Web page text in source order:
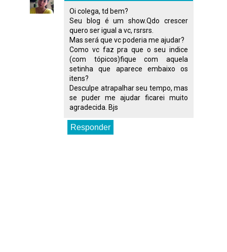
Oi colega, td bem?
Seu blog é um show.Qdo crescer
quero ser igual a vc, rsrsrs.
Mas será que vc poderia me ajudar?
Como vc faz pra que o seu indice
(com tópicos)fique com aquela
setinha que aparece embaixo os
itens?
Desculpe atrapalhar seu tempo, mas
se puder me ajudar ficarei muito
agradecida. Bjs
Responder